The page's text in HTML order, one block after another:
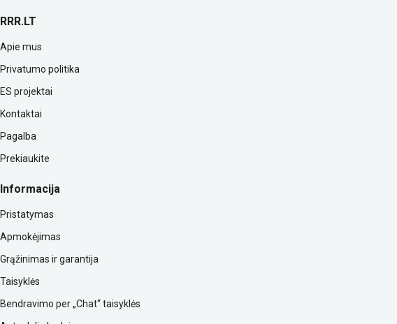
RRR.LT
Apie mus
Privatumo politika
ES projektai
Kontaktai
Pagalba
Prekiaukite
Informacija
Pristatymas
Apmokėjimas
Grąžinimas ir garantija
Taisyklės
Bendravimo per „Chat“ taisyklės